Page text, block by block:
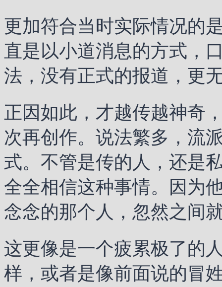
更加符合当时实际情况的
直是以小道消息的方式，
法，没有正式的报道，更
正因如此，才越传越神奇
次再创作。说法繁多，流
式。不管是传的人，还是
全全相信这种事情。因为
念念的那个人，忽然之间
这更像是一个疲累极了的
样，或者是像前面说的冒